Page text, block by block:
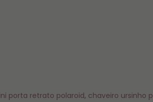
porta retrato polaroid, chaveiro ursinho